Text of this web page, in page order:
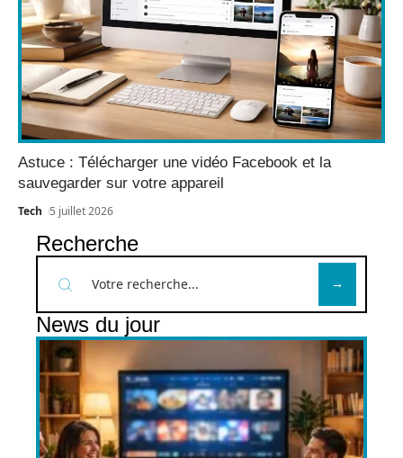
Astuce : Télécharger une vidéo Facebook et la
sauvegarder sur votre appareil
Tech 5 juillet 2026
Recherche
News du jour